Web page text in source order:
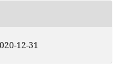
12-31